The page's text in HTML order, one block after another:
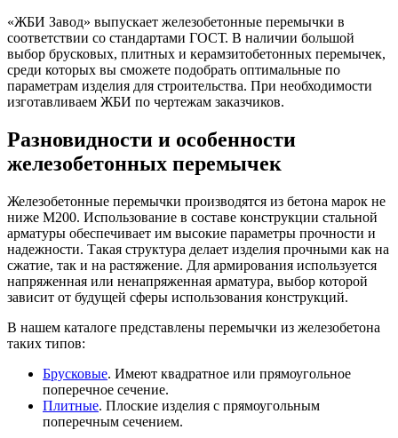
«ЖБИ Завод» выпускает железобетонные перемычки в
соответствии со стандартами ГОСТ. В наличии большой
выбор брусковых, плитных и керамзитобетонных перемычек,
среди которых вы сможете подобрать оптимальные по
параметрам изделия для строительства. При необходимости
изготавливаем ЖБИ по чертежам заказчиков.
Разновидности и особенности
железобетонных перемычек
Железобетонные перемычки производятся из бетона марок не
ниже М200. Использование в составе конструкции стальной
арматуры обеспечивает им высокие параметры прочности и
надежности. Такая структура делает изделия прочными как на
сжатие, так и на растяжение. Для армирования используется
напряженная или ненапряженная арматура, выбор которой
зависит от будущей сферы использования конструкций.
В нашем каталоге представлены перемычки из железобетона
таких типов:
Брусковые. Имеют квадратное или прямоугольное
поперечное сечение.
Плитные. Плоские изделия с прямоугольным
поперечным сечением.